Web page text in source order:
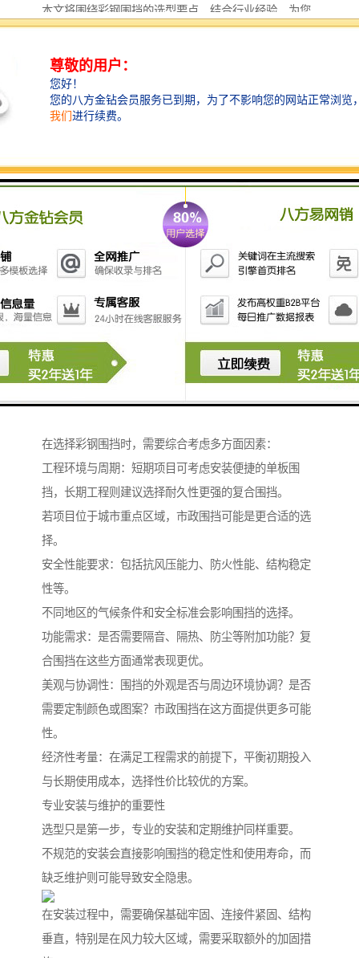
本文将围绕彩钢围挡的选型要点，结合行业经验，为您
彩钢围挡的主要类型与特点
目前市场上常见的彩钢围挡主要分为单板围挡、复合围
挡和市政围挡等类型，每种类型都有其独特的适用场景
对美观要求不高的施工场地。
其经济实用的特点，使其成为许多临时性工程的可以选
择。
复合围挡则在单板基础上进行了优化，通常采用多层结
构设计，在隔音、隔热、抗风压等方面表现更为出色。
这类围挡更适合周期较长、对周边环境影响较敏感的项
目。
市政围挡则更加注重美观与城市形象的融合，往往在结
构强度和视觉设计上有更高要求，常见于城市主干道、
在选择彩钢围挡时，需要综合考虑多方面因素：
工程环境与周期：短期项目可考虑安装便捷的单板围
挡，长期工程则建议选择耐久性更强的复合围挡。
若项目位于城市重点区域，市政围挡可能是更合适的选
择。
安全性能要求：包括抗风压能力、防火性能、结构稳定
性等。
不同地区的气候条件和安全标准会影响围挡的选择。
功能需求：是否需要隔音、隔热、防尘等附加功能？复
合围挡在这些方面通常表现更优。
美观与协调性：围挡的外观是否与周边环境协调？是否
需要定制颜色或图案？市政围挡在这方面提供更多可能
性。
经济性考量：在满足工程需求的前提下，平衡初期投入
与长期使用成本，选择性价比较优的方案。
专业安装与维护的重要性
选型只是第一步，专业的安装和定期维护同样重要。
不规范的安装会直接影响围挡的稳定性和使用寿命，而
缺乏维护则可能导致安全隐患。
在安装过程中，需要确保基础牢固、连接件紧固、结构
垂直，特别是在风力较大区域，需要采取额外的加固措